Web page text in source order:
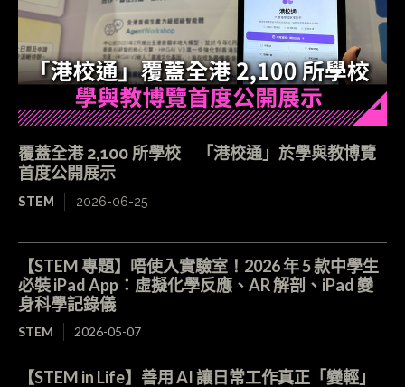
覆蓋全港 2,100 所學校 「港校通」於學與教博覽
首度公開展示
STEM 2026-06-25
【STEM 專題】唔使入實驗室！2026 年 5 款中學生
必裝 iPad App：虛擬化學反應、AR 解剖、iPad 變
身科學記錄儀
STEM 2026-05-07
【STEM in Life】善用 AI 讓日常工作真正「變輕」